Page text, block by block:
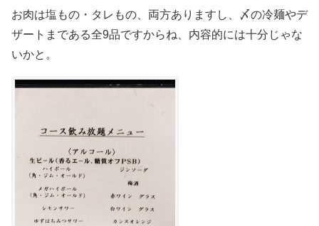
お肉は塩もの・タレもの、両方ありますし、〆の冷麺やデ
ザートまである全9品ですからね、内容的には十分じゃな
いかと。